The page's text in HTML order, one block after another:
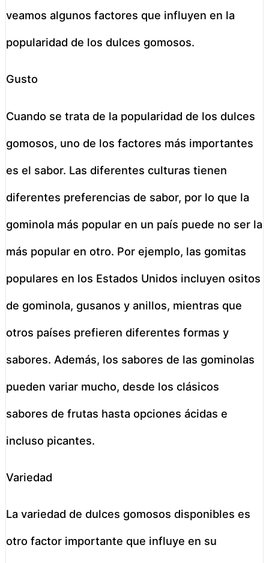
veamos algunos factores que influyen en la
popularidad de los dulces gomosos.
Gusto
Cuando se trata de la popularidad de los dulces
gomosos, uno de los factores más importantes
es el sabor. Las diferentes culturas tienen
diferentes preferencias de sabor, por lo que la
gominola más popular en un país puede no ser la
más popular en otro. Por ejemplo, las gomitas
populares en los Estados Unidos incluyen ositos
de gominola, gusanos y anillos, mientras que
otros países prefieren diferentes formas y
sabores. Además, los sabores de las gominolas
pueden variar mucho, desde los clásicos
sabores de frutas hasta opciones ácidas e
incluso picantes.
Variedad
La variedad de dulces gomosos disponibles es
otro factor importante que influye en su